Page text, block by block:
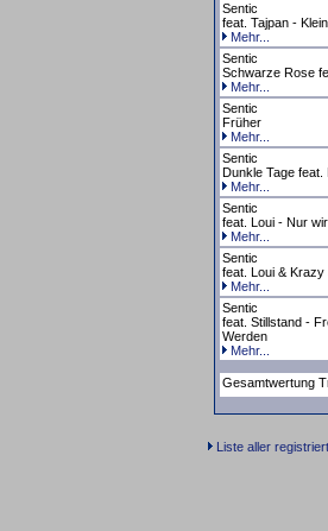
Sentic
feat. Tajpan -
Mehr...
Sentic
Schwarze Rose
Mehr...
Sentic
Früher
Mehr...
Sentic
Dunkle Tage feat.
Mehr...
Sentic
feat. Loui - Nur
Mehr...
Sentic
feat. Loui &
Mehr...
Sentic
feat. Stillstand -
Werden
Mehr...
Gesamtwertung
Liste aller